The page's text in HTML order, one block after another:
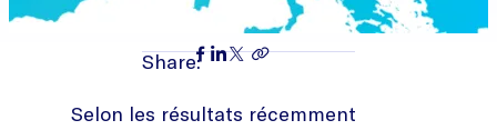
Share:
Selon les résultats récemment